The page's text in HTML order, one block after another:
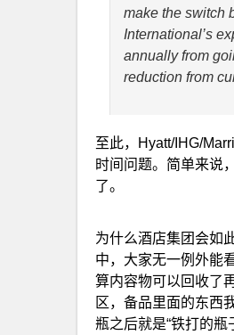
make the switch
International’s
annually from
reduction from
至此，Hyatt/IHG/
时间问题。简单来说
了。
为什么酒店集团会如
中，大家无一例外能
算内容物可以回收了
区，备品里面的东西
瓶之后就是“铁打的